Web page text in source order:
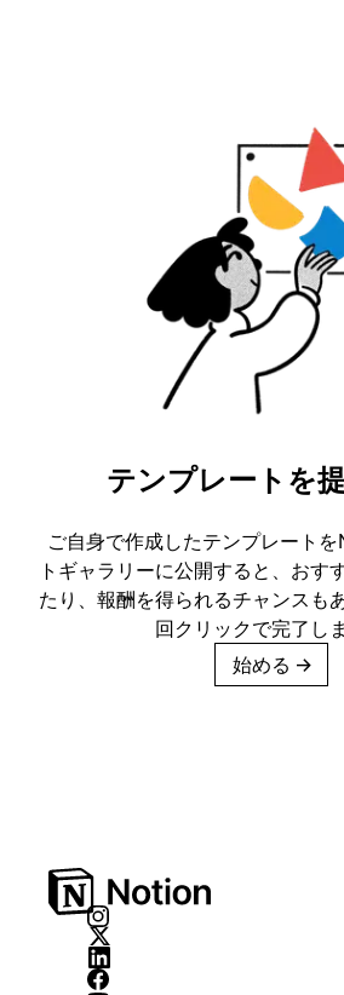
テンプレートを
ご自身で作成したテンプレート
トギャラリーに公開すると、おす
たり、報酬を得られるチャンスも
回クリックで完了しま
始める →